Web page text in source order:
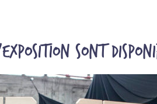
sont